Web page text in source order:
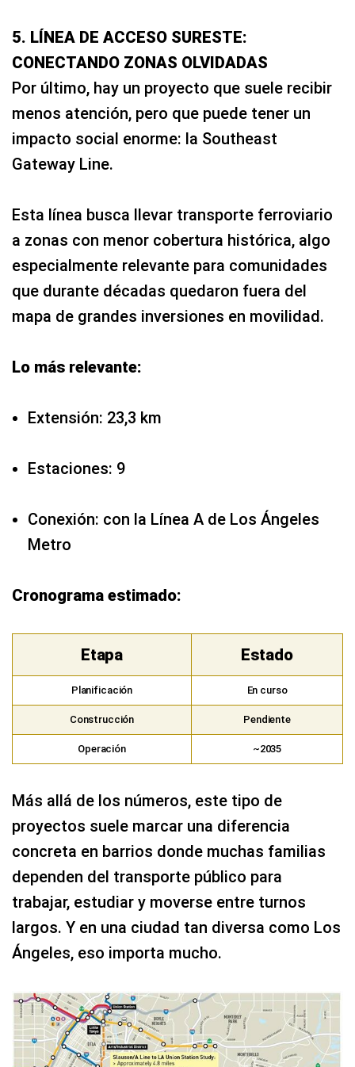
5. LÍNEA DE ACCESO SURESTE:
CONECTANDO ZONAS OLVIDADAS
Por último, hay un proyecto que suele recibir
menos atención, pero que puede tener un
impacto social enorme: la Southeast
Gateway Line.
Esta línea busca llevar transporte ferroviario
a zonas con menor cobertura histórica, algo
especialmente relevante para comunidades
que durante décadas quedaron fuera del
mapa de grandes inversiones en movilidad.
Lo más relevante:
Extensión: 23,3 km
Estaciones: 9
Conexión: con la Línea A de Los Ángeles
Metro
Cronograma estimado:
Etapa Estado
Planificación En curso
Construcción Pendiente
Operación ~2035
Más allá de los números, este tipo de
proyectos suele marcar una diferencia
concreta en barrios donde muchas familias
dependen del transporte público para
trabajar, estudiar y moverse entre turnos
largos. Y en una ciudad tan diversa como Los
Ángeles, eso importa mucho.